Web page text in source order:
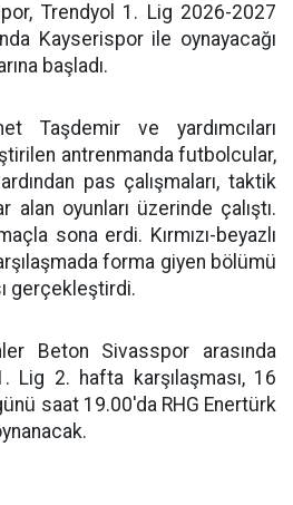
Trendyol 1. Lig 2026-2027
Kayserispor ile oynayacağı
başladı.
Taşdemir ve yardımcıları
antrenmanda futbolcular,
pas çalışmaları, taktik
alan oyunları üzerinde çalıştı.
sona erdi. Kırmızı-beyazlı
forma giyen bölümü
gerçekleştirdi.
Beton Sivasspor arasında
Lig 2. hafta karşılaşması, 16
saat 19.00'da RHG Enertürk